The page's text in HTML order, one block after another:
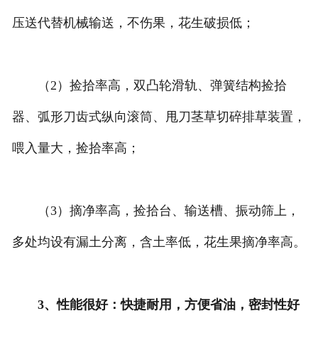
压送代替机械输送，不伤果，花生破损低；
（2）捡拾率高，双凸轮滑轨、弹簧结构捡拾
器、弧形刀齿式纵向滚筒、甩刀茎草切碎排草装置，
喂入量大，捡拾率高；
（3）摘净率高，捡拾台、输送槽、振动筛上，
多处均设有漏土分离，含土率低，花生果摘净率高。
3、性能很好：快捷耐用，方便省油，密封性好